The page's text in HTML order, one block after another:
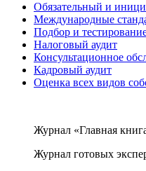
Обязательный и
Международные
Подбор и
Налоговый аудит
Консультационное
Кадровый аудит
Оценка всех видов
Журнал «Главная
Журнал готовых